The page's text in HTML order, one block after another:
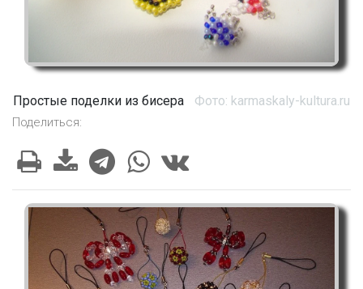
Простые поделки из бисера Фото: karmaskaly-kultura.ru
Поделиться: